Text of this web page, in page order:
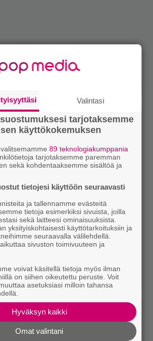
Valintasi
tarjotaksemme
käyttökokemuksen
89 teknologiakumppania
tarjotaksemme paremman
sekä kohdentaaksemme sisältöä ja
tietojesi käyttöön seuraavasti
ja tallennamme evästeitä
tietoja esimerkiksi sivuista, joilla
sekä laitteesi ominaisuuksista.
yksityiskohtaisesti käyttötarkoituksiin ja
seuraavalla välilehdellä.
sivuston toimivuuteen ja
voivat käsitellä tietoja myös ilman
on siihen oikeutettu peruste. Voit
asetuksiasi milloin tahansa
Hyväksyn kaikki
Omat valintani